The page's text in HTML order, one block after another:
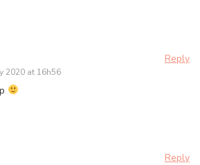
2020 at 16h56
Reply
Reply